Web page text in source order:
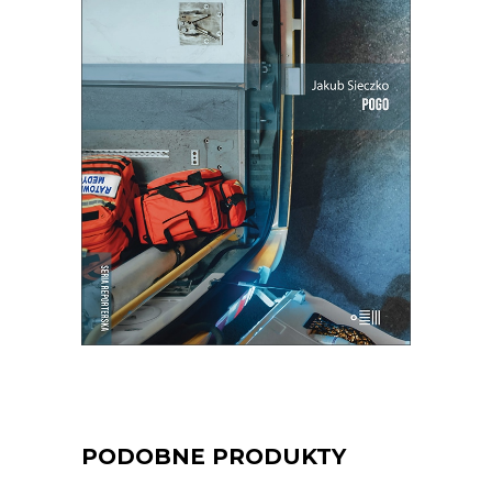
E-BOOK DO KOSZYKA
Ta praca to ciągłe szukanie równowagi
między paraliżującą niepewnością a
wyniszczającą rutyną.
39.00zł 25.35zł
KSIĄŻKA DO KOSZYKA
PODOBNE PRODUKTY